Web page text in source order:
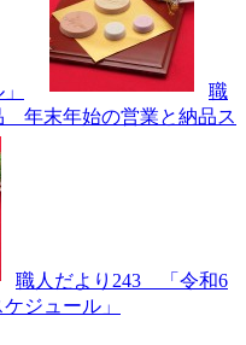
職
年末年始の営業と納品ス
職人だより243 「令和6
ジュール」